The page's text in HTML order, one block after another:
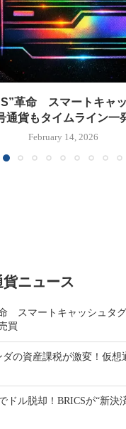
革命 スマートキャ
通貨もタイムライン一
February 14, 2026
ニュース
スマートキャッシュタ
買
ダの資産課税が激変！仮想
ドル脱却！BRICSが“新決